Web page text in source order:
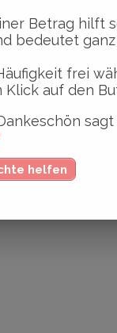
Betrag hilft
bedeutet
frei
Klick auf den
sagt
helfen